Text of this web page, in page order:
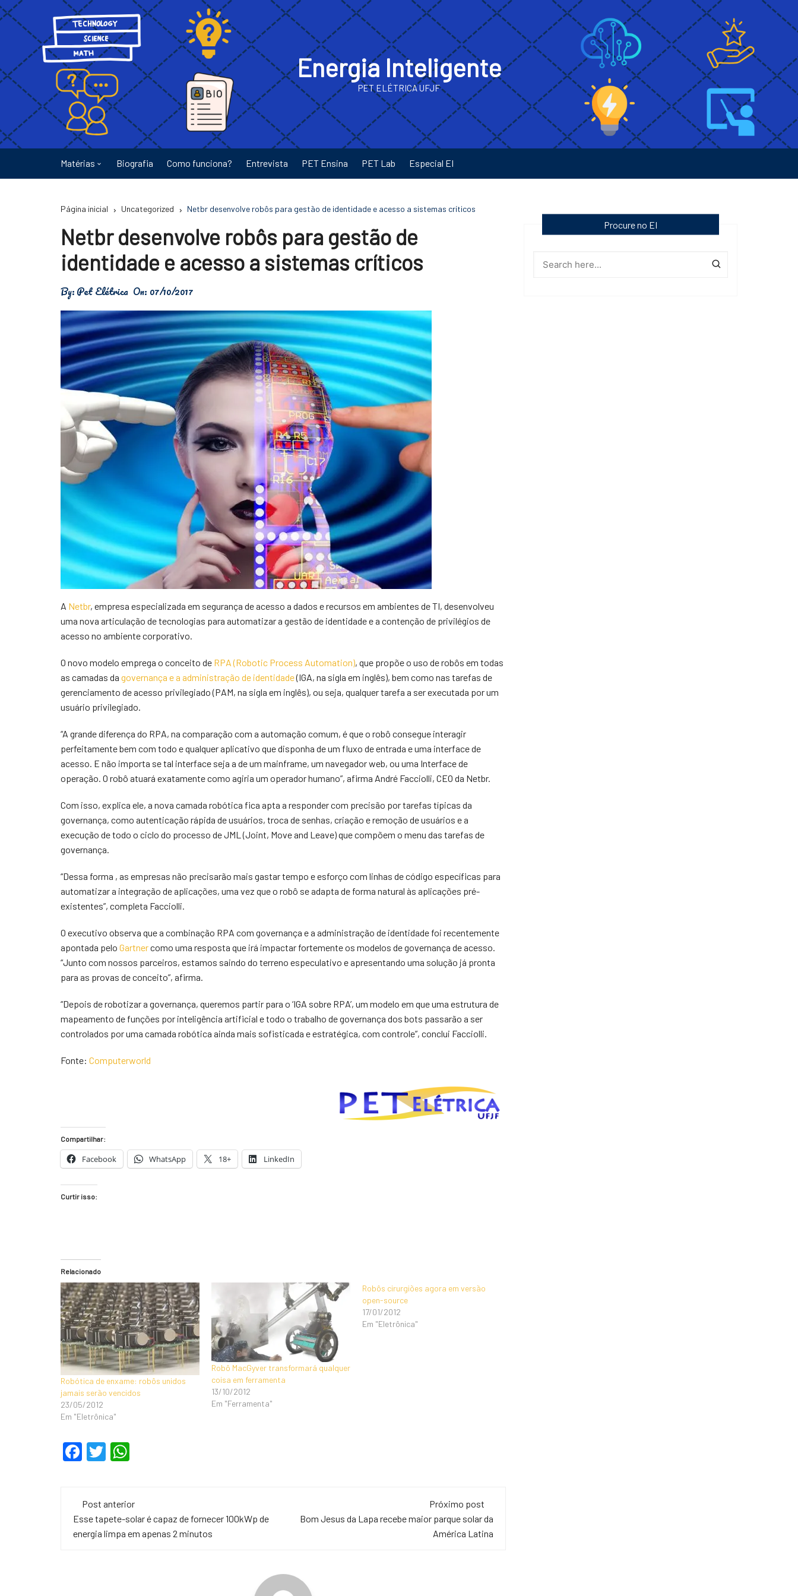
Ir
para
conteúdo
Energia Inteligente
PET ELÉTRICA UFJF
Matérias
Energia
Física
Meio Ambiente
Saúde
Tecnologia
Biografia Como funciona? Entrevista PET Ensina PET Lab Especial EI
Página inicial Uncategorized Netbr desenvolve robôs para gestão de identidade e acesso a sistemas críticos
Netbr desenvolve robôs para gestão de
identidade e acesso a sistemas críticos
By:Pet Elétrica On: 07/10/2017
A Netbr, empresa especializada em segurança de acesso a dados e recursos em ambientes de TI, desenvolveu
uma nova articulação de tecnologias para automatizar a gestão de identidade e a contenção de privilégios de
acesso no ambiente corporativo.
O novo modelo emprega o conceito de RPA (Robotic Process Automation), que propõe o uso de robôs em todas
as camadas da governança e a administração de identidade(IGA, na sigla em inglês), bem como nas tarefas de
gerenciamento de acesso privilegiado (PAM, na sigla em inglês), ou seja, qualquer tarefa a ser executada por um
usuário privilegiado.
“A grande diferença do RPA, na comparação com a automação comum, é que o robô consegue interagir
perfeitamente bem com todo e qualquer aplicativo que disponha de um fluxo de entrada e uma interface de
acesso. E não importa se tal interface seja a de um mainframe, um navegador web, ou uma Interface de
operação. O robô atuará exatamente como agiria um operador humano”, afirma André Facciolli, CEO da Netbr.
Com isso, explica ele, a nova camada robótica fica apta a responder com precisão por tarefas típicas da
governança, como autenticação rápida de usuários, troca de senhas, criação e remoção de usuários e a
execução de todo o ciclo do processo de JML (Joint, Move and Leave) que compõem o menu das tarefas de
governança.
“Dessa forma , as empresas não precisarão mais gastar tempo e esforço com linhas de código específicas para
automatizar a integração de aplicações, uma vez que o robô se adapta de forma natural às aplicações pré-
existentes”, completa Facciolli.
O executivo observa que a combinação RPA com governança e a administração de identidade foi recentemente
apontada pelo Gartnercomo uma resposta que irá impactar fortemente os modelos de governança de acesso.
“Junto com nossos parceiros, estamos saindo do terreno especulativo e apresentando uma solução já pronta
para as provas de conceito”, afirma.
“Depois de robotizar a governança, queremos partir para o ‘IGA sobre RPA’, um modelo em que uma estrutura de
mapeamento de funções por inteligência artificial e todo o trabalho de governança dos bots passarão a ser
controlados por uma camada robótica ainda mais sofisticada e estratégica, com controle”, conclui Facciolli.
Fonte: Computerworld
Compartilhar:
Facebook WhatsApp 18+ LinkedIn
Curtir isso:
Relacionado
Robótica de enxame: robôs unidos
jamais serão vencidos
23/05/2012
Em "Eletrônica"
Robô MacGyver transformará qualquer
coisa em ferramenta
13/10/2012
Em "Ferramenta"
Robôs cirurgiões agora em versão
open-source
17/01/2012
Em "Eletrônica"
F
e
b
o
T
er s
A
Navegação
de
Post anterior
Esse tapete-solar é capaz de fornecer 100kWp de
energia limpa em apenas 2 minutos
Próximo post
Bom Jesus da Lapa recebe maior parque solar da
América Latina
Procure no EI